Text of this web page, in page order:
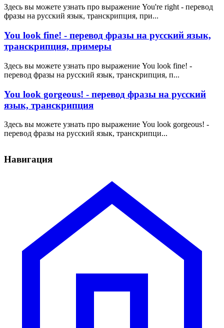
Здесь вы можете узнать про выражение You're right - перевод
фразы на русский язык, транскрипция, при...
You look fine! - перевод фразы на русский язык,
транскрипция, примеры
Здесь вы можете узнать про выражение You look fine! -
перевод фразы на русский язык, транскрипция, п...
You look gorgeous! - перевод фразы на русский
язык, транскрипция
Здесь вы можете узнать про выражение You look gorgeous! -
перевод фразы на русский язык, транскрипци...
Навигация